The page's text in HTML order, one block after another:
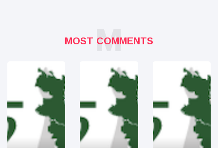
MOST COMMENTS
M